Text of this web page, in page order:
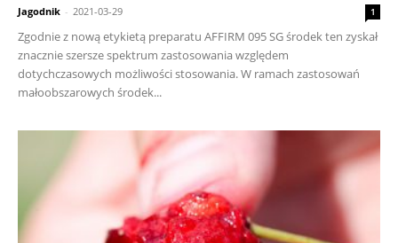
Jagodnik - 2021-03-29 1
Zgodnie z nową etykietą preparatu AFFIRM 095 SG środek ten zyskał
znacznie szersze spektrum zastosowania względem
dotychczasowych możliwości stosowania. W ramach zastosowań
małoobszarowych środek...